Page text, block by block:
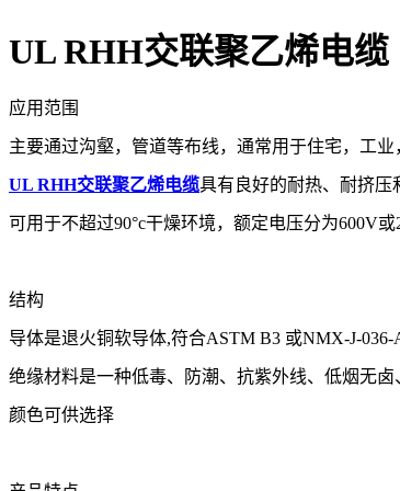
UL RHH交联聚乙烯电缆
应用范围
主要通过沟壑，管道等布线，通常用于住宅，工
UL RHH交联聚乙烯电缆具有良好的耐热、耐挤压
可用于不超过90°c干燥环境，额定电压分为600V或
结构
导体是退火铜软导体,符合ASTM B3 或NMX-J-036-
绝缘材料是一种低毒、防潮、抗紫外线、低烟无卤
颜色可供选择